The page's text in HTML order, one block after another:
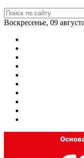
Воскресенье, 09